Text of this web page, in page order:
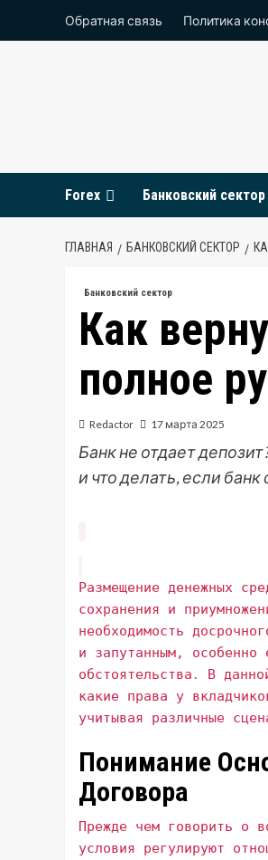
Обратная связь Политика
Forex Банковский сектор
ГЛАВНАЯ БАНКОВСКИЙ СЕКТОР
Банковский сектор
Как
полное
Redactor 17 марта 2025
Банк не отдает
и что делать, если
Размещение денежных
сохранения и
необходимость
и запутанным‚ особенно
обстоятельства․ В
какие права у
учитывая различные
Понимание
Договора
Прежде чем говорить о
условия регулируют